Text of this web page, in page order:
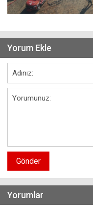
Yorum Ekle
Gönder
Yorumlar